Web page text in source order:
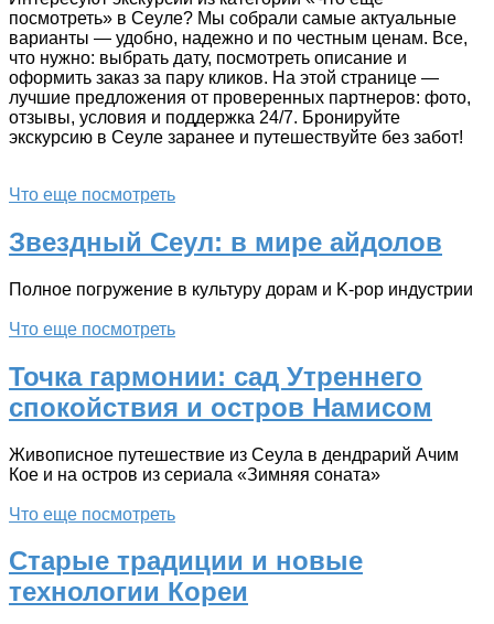
посмотреть» в Сеуле? Мы собрали самые актуальные
варианты — удобно, надежно и по честным ценам. Все,
что нужно: выбрать дату, посмотреть описание и
оформить заказ за пару кликов. На этой странице —
лучшие предложения от проверенных партнеров: фото,
отзывы, условия и поддержка 24/7. Бронируйте
экскурсию в Сеуле заранее и путешествуйте без забот!
Что еще посмотреть
Звездный Сеул: в мире айдолов
Полное погружение в культуру дорам и K-pop индустрии
Что еще посмотреть
Точка гармонии: сад Утреннего
спокойствия и остров Намисом
Живописное путешествие из Сеула в дендрарий Ачим
Кое и на остров из сериала «Зимняя соната»
Что еще посмотреть
Старые традиции и новые
технологии Кореи